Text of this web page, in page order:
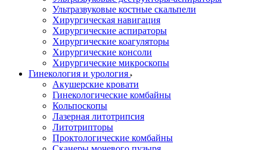
Ультразвуковые костные скальпели
Хирургическая навигация
Хирургические аспираторы
Хирургические коагуляторы
Хирургические консоли
Хирургические микроскопы
Гинекология и урология
Акушерские кровати
Гинекологические комбайны
Кольпоскопы
Лазерная литотрипсия
Литотрипторы
Проктологические комбайны